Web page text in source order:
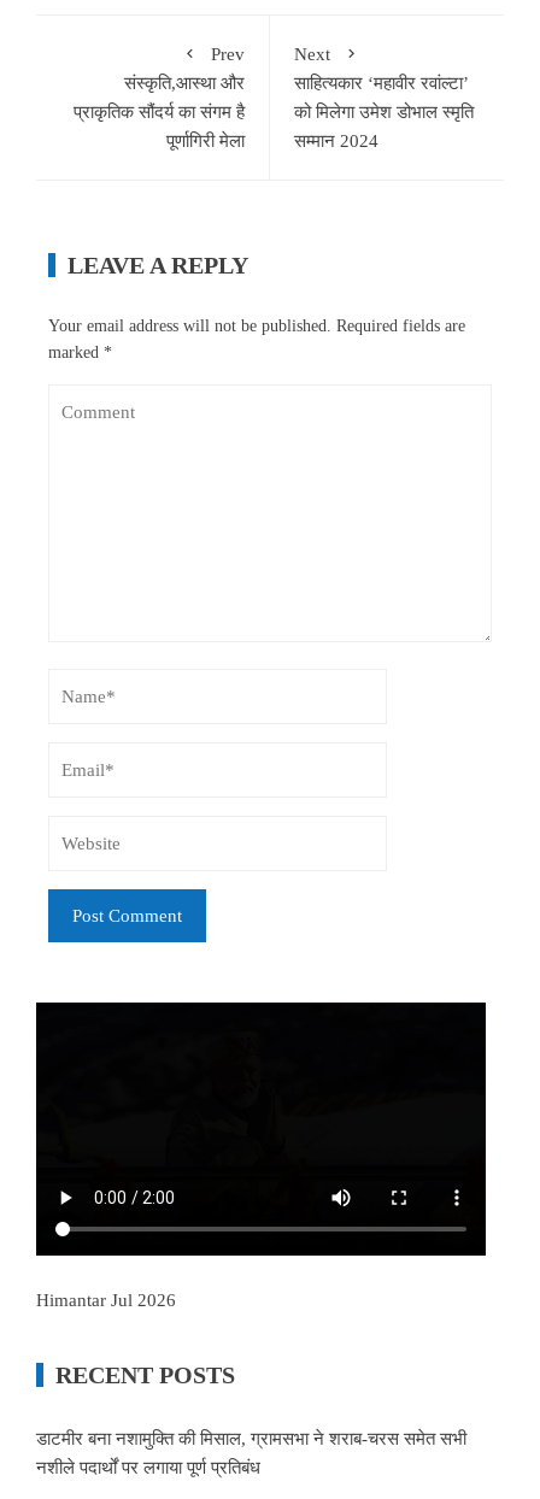
Prev
संस्कृति,आस्था और
प्राकृतिक सौंदर्य का संगम है
पूर्णागिरी मेला
Next
साहित्यकार ‘महावीर रवांल्टा’
को मिलेगा उमेश डोभाल स्मृति
सम्मान 2024
LEAVE A REPLY
Your email address will not be published. Required fields are
marked *
Himantar Jul 2026
RECENT POSTS
डाटमीर बना नशामुक्ति की मिसाल, ग्रामसभा ने शराब-चरस समेत सभी
नशीले पदार्थों पर लगाया पूर्ण प्रतिबंध